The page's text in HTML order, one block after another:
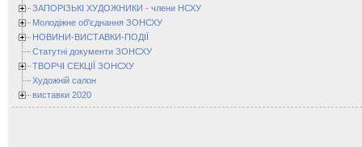
ЗАПОРІЗЬКІ ХУДОЖНИКИ - члени НСХУ
Молодіжне об'єднання ЗОНСХУ
НОВИНИ-ВИСТАВКИ-ПОДІЇ
Статутні документи ЗОНСХУ
ТВОРЧІ СЕКЦІЇ ЗОНСХУ
Художній салон
виставки 2020